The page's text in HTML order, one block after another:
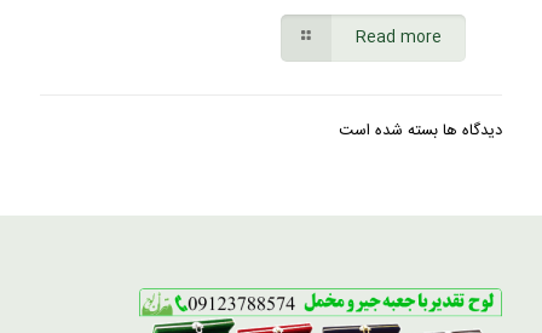
Read more
دیدگاه ها بسته شده است